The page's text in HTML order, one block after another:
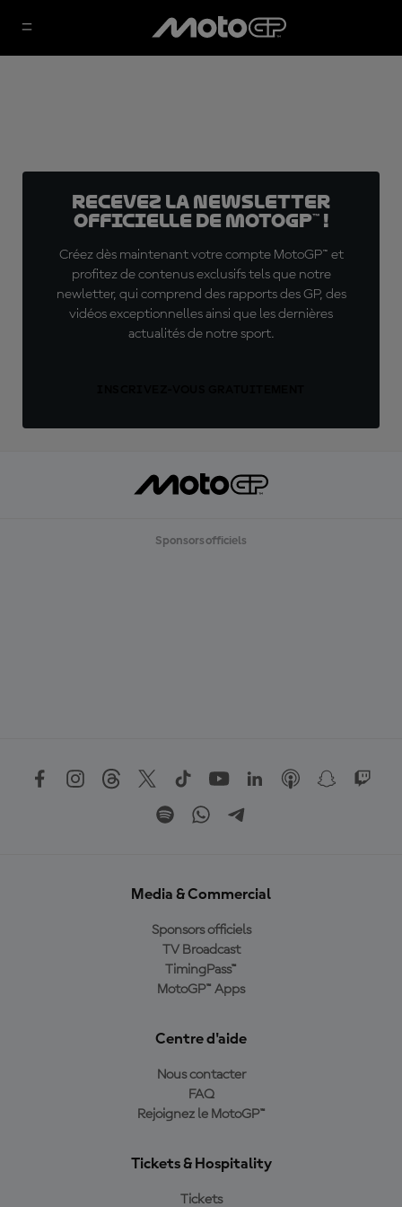
Recevez la Newsletter
officielle de MotoGP™ !
Créez dès maintenant votre compte MotoGP™ et
profitez de contenus exclusifs tels que notre
newletter, qui comprend des rapports des GP, des
vidéos exceptionnelles ainsi que les dernières
actualités de notre sport.
Sponsors officiels
Media & Commercial
Sponsors officiels
TV Broadcast
TimingPass™
MotoGP™ Apps
Centre d'aide
Nous contacter
FAQ
Rejoignez le MotoGP™
Tickets & Hospitality
Tickets